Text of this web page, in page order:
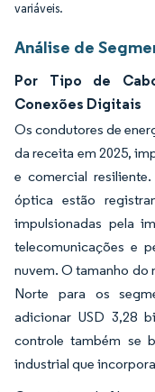
variáveis.
Análise de
Por Tipo de
Conexões Digitais
Os condutores de
da receita em 2025,
e comercial
óptica estão
impulsionadas pela
telecomunicações e
nuvem. O tamanho do
Norte para os
adicionar USD 3,28
controle também se
industrial que